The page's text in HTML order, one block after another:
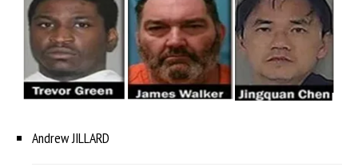
Andrew JILLARD